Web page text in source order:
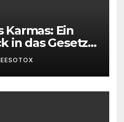
Karmas: Ein
in das Gesetz
Wirkung